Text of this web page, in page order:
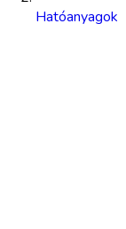
Hatóanyagok